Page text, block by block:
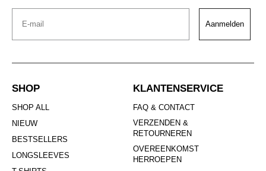
Email
Aanmelden
SHOP
SHOP ALL
NIEUW
BESTSELLERS
LONGSLEEVES
KLANTENSERVICE
FAQ & CONTACT
VERZENDEN &
RETOURNEREN
OVEREENKOMST
HERROEPEN